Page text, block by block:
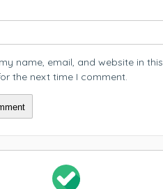
name, email, and website in this
the next time I comment.